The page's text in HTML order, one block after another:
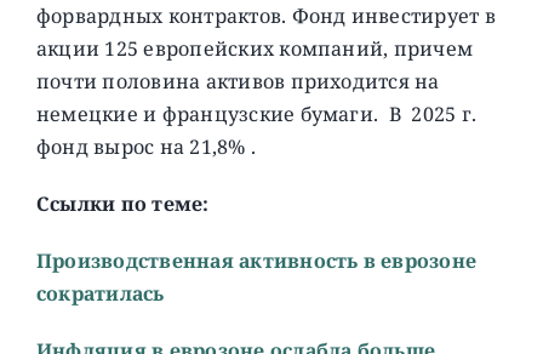
форвардных контрактов. Фонд инвестирует в
акции 125 европейских компаний, причем
почти половина активов приходится на
немецкие и французские бумаги. В 2025 г.
фонд вырос на 21,8% .
Ссылки по теме:
Производственная активность в еврозоне
сократилась